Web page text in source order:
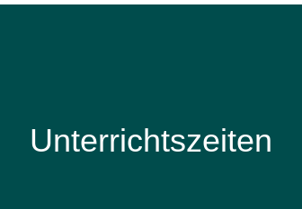
Unterrichtszeiten